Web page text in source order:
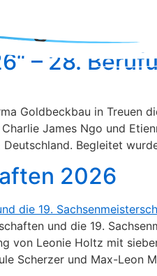
– 28.
Goldbeckbau in Treuen
James Ngo und
Begleitet
2026
und die 19.
von Leonie Holtz mit
Scherzer und Max-